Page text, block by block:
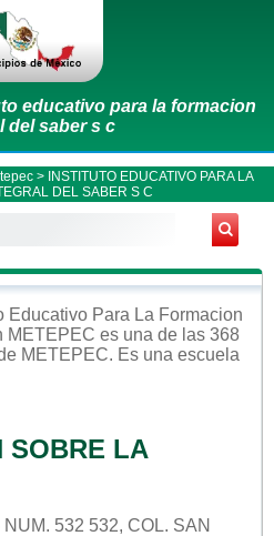
educativo para la formacion
del saber s c
> INSTITUTO EDUCATIVO PARA LA
DEL SABER S C
Educativo Para La Formacion
METEPEC es una de las 368
METEPEC. Es una escuela
SOBRE LA
532 532, COL. SAN